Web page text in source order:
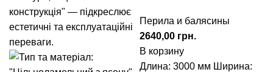
Перила и балясины
грн.
В корзину
Длина: 3000 мм Ширина: